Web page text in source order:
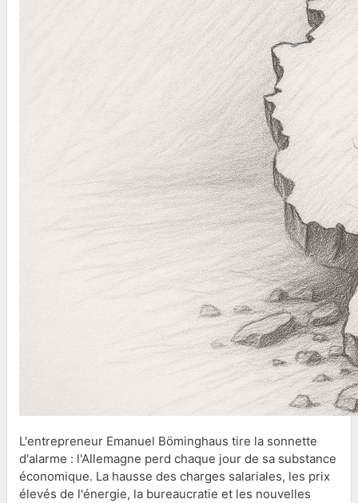
L'entrepreneur Emanuel Böminghaus tire la sonnette
d'alarme : l'Allemagne perd chaque jour de sa substance
économique. La hausse des charges salariales, les prix
élevés de l'énergie, la bureaucratie et les nouvelles